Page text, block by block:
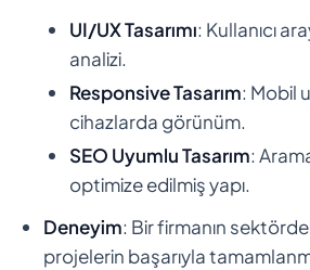
UI/UX Tasarımı: Kullanıcı
analizi.
Responsive Tasarım: Mobil
cihazlarda görünüm.
SEO Uyumlu Tasarım:
optimize edilmiş yapı.
Deneyim: Bir firmanın
projelerin başarıyla